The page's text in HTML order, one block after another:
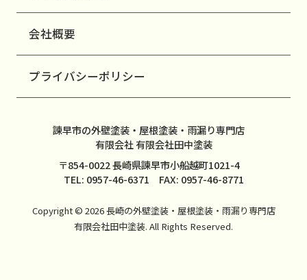
会社概要
プライバシーポリシー
諫早市の外壁塗装・屋根塗装・雨漏り専門店
有限会社 有限会社田中塗装
〒854-0022 長崎県諫早市小船越町1021-4
TEL: 0957-46-6371 FAX: 0957-46-8771
Copyright © 2026 長崎の外壁塗装・屋根塗装・雨漏り専門店
有限会社田中塗装. All Rights Reserved.